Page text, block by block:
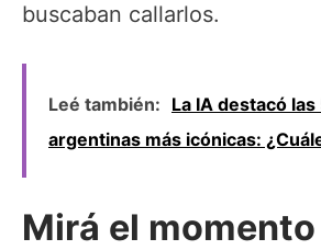
buscaban callarlos.
Leé también: La IA destacó
argentinas más icónicas:
Mirá el